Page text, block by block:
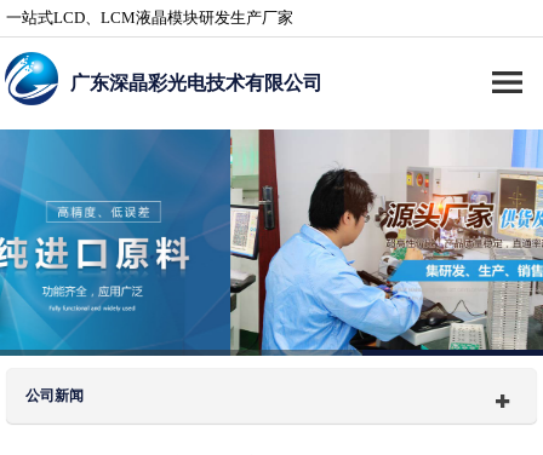
一站式LCD、LCM液晶模块研发生产厂家
广东深晶彩光电技术有限公司
公司新闻